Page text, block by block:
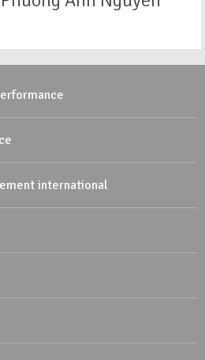
international